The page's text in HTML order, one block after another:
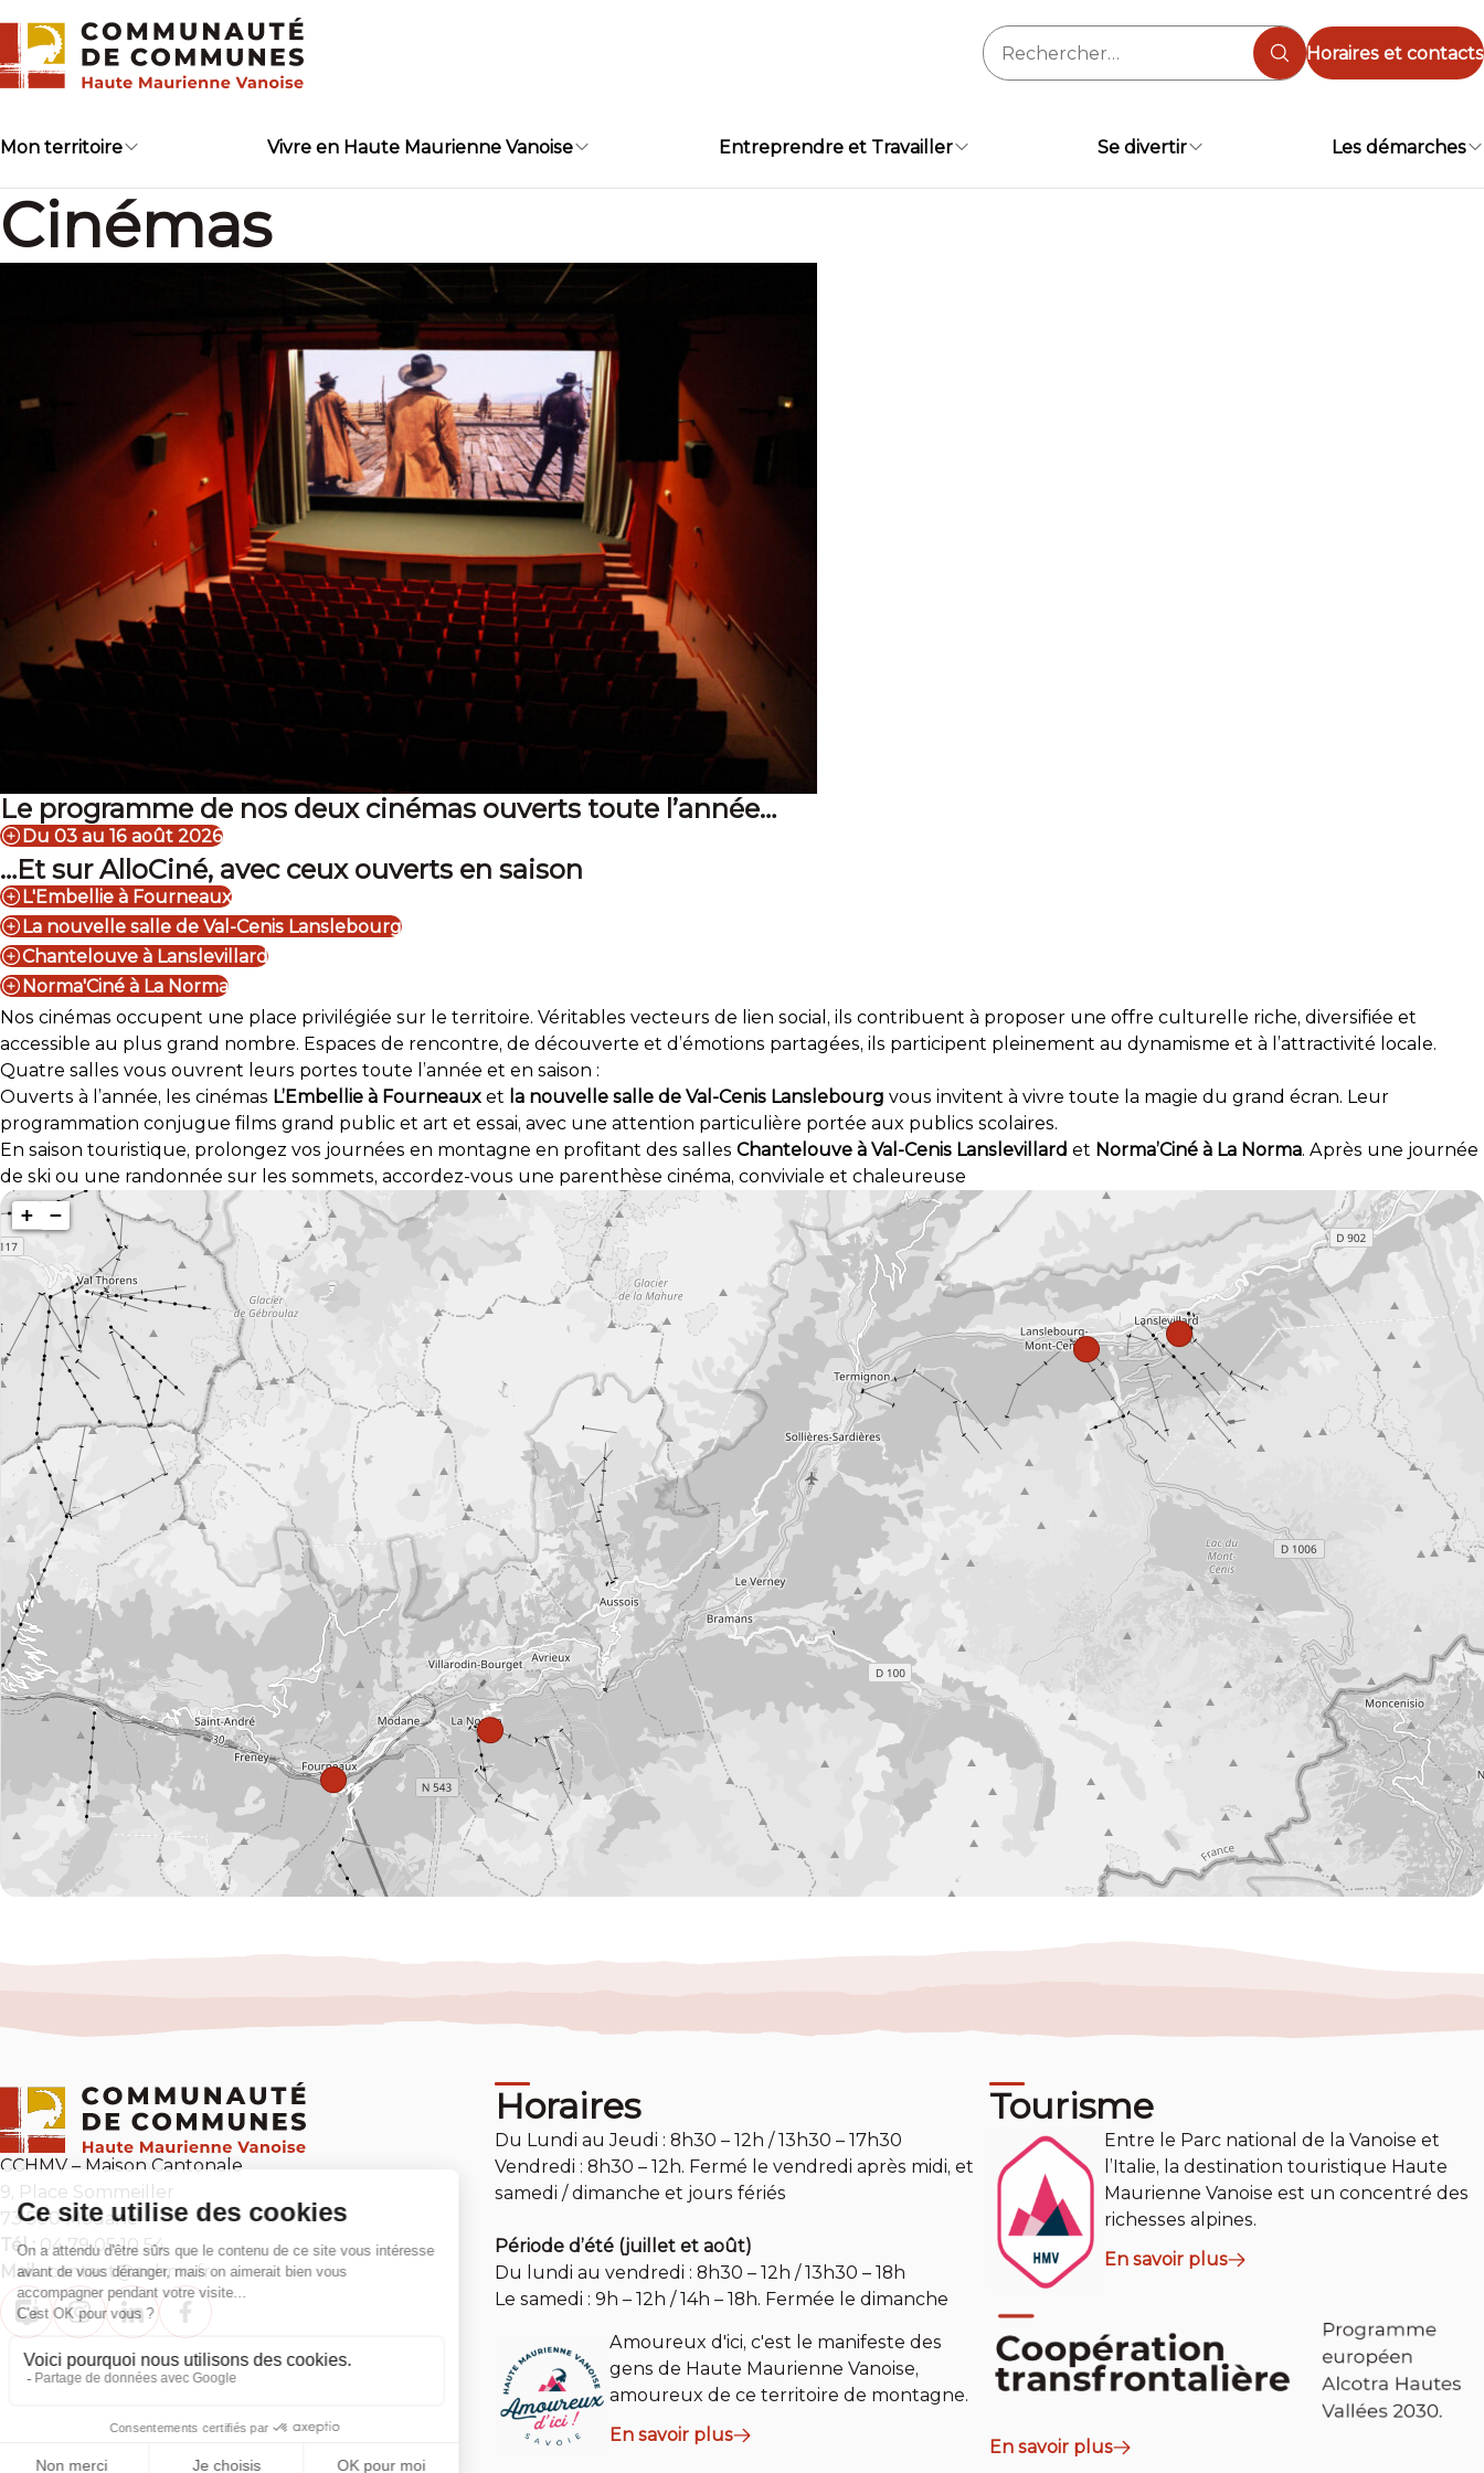
content
Rechercher :
Horaires et contacts
Mon territoire Vivre en Haute Maurienne Vanoise Entreprendre et Travailler Se divertir Les démarches
Cinémas
Le programme de nos deux cinémas ouverts toute l’année…
Du 03 au 16 août 2026
…Et sur AlloCiné, avec ceux ouverts en saison
L'Embellie à Fourneaux
La nouvelle salle de Val-Cenis Lanslebourg
Chantelouve à Lanslevillard
Norma'Ciné à La Norma
Nos cinémas occupent une place privilégiée sur le territoire. Véritables vecteurs de lien social, ils contribuent à proposer une offre culturelle riche, diversifiée et
accessible au plus grand nombre. Espaces de rencontre, de découverte et d’émotions partagées, ils participent pleinement au dynamisme et à l’attractivité locale.
Quatre salles vous ouvrent leurs portes toute l’année et en saison :
Ouverts à l’année, les cinémas L’Embellie à Fourneaux et la nouvelle salle de Val-Cenis Lanslebourg vous invitent à vivre toute la magie du grand écran. Leur
programmation conjugue films grand public et art et essai, avec une attention particulière portée aux publics scolaires.
En saison touristique, prolongez vos journées en montagne en profitant des salles Chantelouve à Val-Cenis Lanslevillard et Norma’Ciné à La Norma. Après une journée
de ski ou une randonnée sur les sommets, accordez-vous une parenthèse cinéma, conviviale et chaleureuse
+ −
CCHMV – Maison Cantonale
9, Place Sommeiller
73 500 Modane
Tél : 04 79 05 10 54
Mail :contact@cchmv.fr
Horaires
Du Lundi au Jeudi : 8h30 – 12h / 13h30 – 17h30
Vendredi : 8h30 – 12h. Fermé le vendredi après midi, et
samedi / dimanche et jours fériés
Période d’été (juillet et août)
Du lundi au vendredi : 8h30 – 12h / 13h30 – 18h
Le samedi : 9h – 12h / 14h – 18h. Fermée le dimanche
Amoureux d'ici, c'est le manifeste des
gens de Haute Maurienne Vanoise,
amoureux de ce territoire de montagne.
En savoir plus
Tourisme
Entre le Parc national de la Vanoise et
l’Italie, la destination touristique Haute
Maurienne Vanoise est un concentré des
richesses alpines.
En savoir plus
En savoir plus